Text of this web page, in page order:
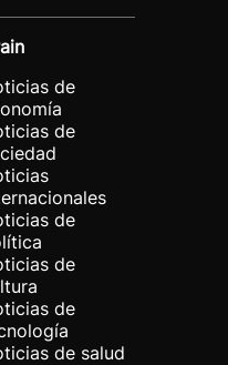
de
de
de
de
de
de salud